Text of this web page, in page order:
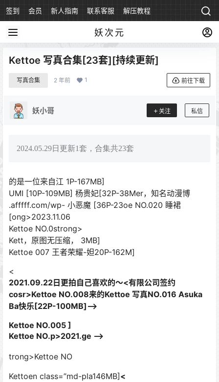
签到 会员 新人指南 联系客服 解压教程
妖次元
Kettoe 写真合集[23套][持续更新]
写真合集 2 年前 1 前往下载
妖小哥 关注 私信
2024.05.29日更新1套，合集共23套
的是一位来自江 1P-167MB]
UMI [10P-109MB] 杨贵妃[32P-38Mer，知名动漫博
.afffff.com/wp- 小恶魔 [36P-23oe NO.020 睡裙
[ong>2023.11.06
Kettoe NO.0strong>
Kett，原图无压缩， 3MB]
Kettoe 007 王者荣耀-妲20P-162M]
<
2021.09.22日更拍自己喜欢的～<有限公司签约
cosr>Kettoe NO.008来的Kettoe 写真NO.016 Asuka
Ba快乐[22P-100MB]–>
Kettoe NO.005 ]
Kettoe NO.p>2021.ge –>
trong>Kettoe NO
Kettoen class=”md-pla146MB] <